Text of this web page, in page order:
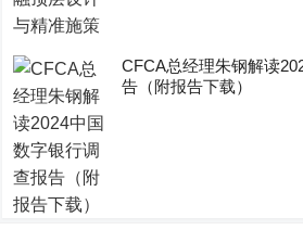
CFCA总经理朱钢解读
告（附报告下载）